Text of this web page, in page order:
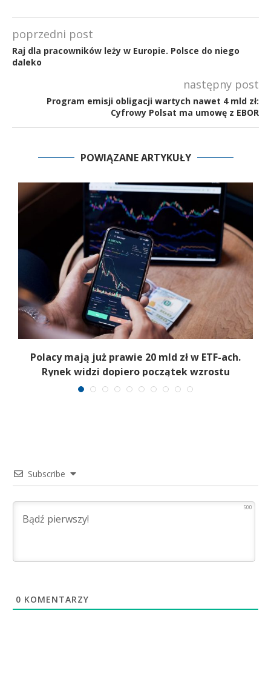
poprzedni post
Raj dla pracowników leży w Europie. Polsce do niego
daleko
następny post
Program emisji obligacji wartych nawet 4 mld zł:
Cyfrowy Polsat ma umowę z EBOR
POWIĄZANE ARTYKUŁY
Polacy mają już prawie 20 mld zł w ETF-ach.
Rynek widzi dopiero początek wzrostu
Subscribe
500
0 KOMENTARZY